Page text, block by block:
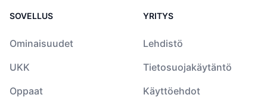
SOVELLUS
Ominaisuudet
UKK
Oppaat
YRITYS
Lehdistö
Tietosuojakäytäntö
Käyttöehdot